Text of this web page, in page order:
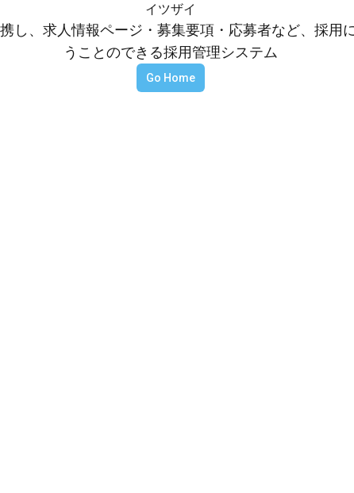
イツザイ
し、求人情報ページ・募集要項・応募者など、採
うことのできる採用管理システム
Go Home